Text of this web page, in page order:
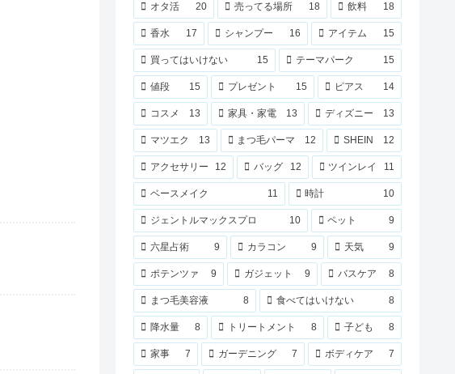
オタ活 20 売ってる場所 18 飲料 18
香水 17 シャンプー 16 アイテム 15
買ってはいけない 15 テーマパーク 15
値段 15 プレゼント 15 ピアス 14
コスメ 13 家具・家電 13 ディズニー 13
マツエク 13 まつ毛パーマ 12 SHEIN 12
アクセサリー 12 バッグ 12 ツインレイ 11
ベースメイク 11 時計 10
ジェントルマックスプロ 10 ペット 9
六星占術 9 カラコン 9 天気 9
ポテンツァ 9 ガジェット 9 バスケア 8
まつ毛美容液 8 食べてはいけない 8
降水量 8 トリートメント 8 子ども 8
家事 7 ガーデニング 7 ボディケア 7